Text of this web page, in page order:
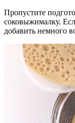
Пропустите
соковыжималку.
добавить немного